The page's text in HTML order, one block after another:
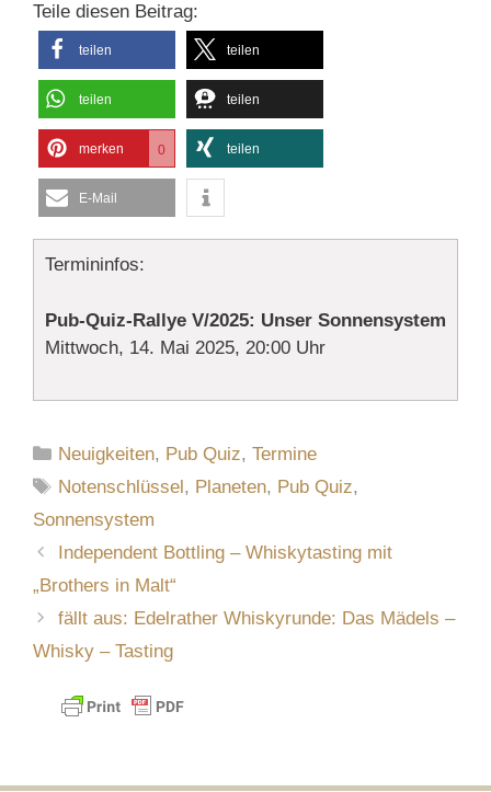
Teile diesen Beitrag:
teilen teilen
teilen teilen
merken 0 teilen
E-Mail
Termininfos:
Pub-Quiz-Rallye V/2025: Unser Sonnensystem
Mittwoch, 14. Mai 2025, 20:00 Uhr
Kategorien
Neuigkeiten, Pub Quiz,Termine
Schlagwörter
Notenschlüssel , Planeten, Pub Quiz,
Sonnensystem
Independent Bottling – Whiskytasting mit
„Brothers in Malt“
fällt aus: Edelrather Whiskyrunde: Das Mädels –
Whisky – Tasting